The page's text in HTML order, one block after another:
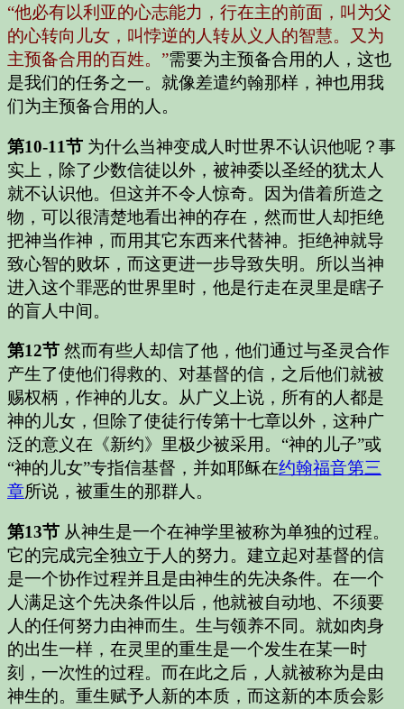
“他必有以利亚的心志能力，行在主的前面，叫为父
的心转向儿女，叫悖逆的人转从义人的智慧。又为
主预备合用的百姓。”需要为主预备合用的人，这也
是我们的任务之一。就像差遣约翰那样，神也用我
们为主预备合用的人。
第10-11节 为什么当神变成人时世界不认识他呢？事
实上，除了少数信徒以外，被神委以圣经的犹太人
就不认识他。但这并不令人惊奇。因为借着所造之
物，可以很清楚地看出神的存在，然而世人却拒绝
把神当作神，而用其它东西来代替神。拒绝神就导
致心智的败坏，而这更进一步导致失明。所以当神
进入这个罪恶的世界里时，他是行走在灵里是瞎子
的盲人中间。
第12节 然而有些人却信了他，他们通过与圣灵合作
产生了使他们得救的、对基督的信，之后他们就被
赐权柄，作神的儿女。从广义上说，所有的人都是
神的儿女，但除了使徒行传第十七章以外，这种广
泛的意义在《新约》里极少被采用。“神的儿子”或
“神的儿女”专指信基督，并如耶稣在约翰福音第三
章所说，被重生的那群人。
第13节 从神生是一个在神学里被称为单独的过程。
它的完成完全独立于人的努力。建立起对基督的信
是一个协作过程并且是由神生的先决条件。在一个
人满足这个先决条件以后，他就被自动地、不须要
人的任何努力由神而生。生与领养不同。就如肉身
的出生一样，在灵里的重生是一个发生在某一时
刻，一次性的过程。而在此之后，人就被称为是由
神生的。重生赋予人新的本质，而这新的本质会影